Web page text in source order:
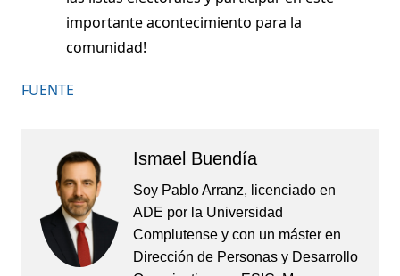
importante acontecimiento para la
comunidad!
FUENTE
Ismael Buendía
Soy Pablo Arranz, licenciado en
ADE por la Universidad
Complutense y con un máster en
Dirección de Personas y Desarrollo